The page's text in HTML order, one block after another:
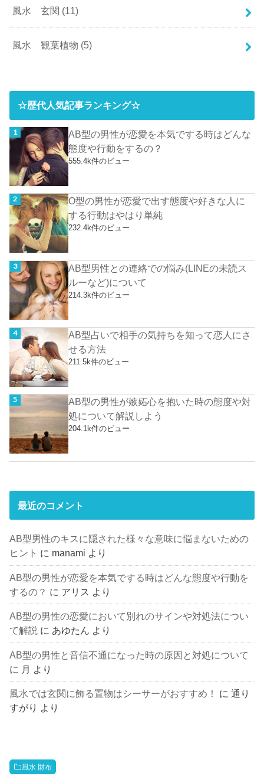
風水 玄関 (11)
風水 観葉植物 (5)
☆歴代人気記事ランキング☆
AB型の男性が恋愛を本気でする時はどんな
態度や行動をするの？
555.4k件のビュー
O型の男性が恋愛で出す態度や好きな人に
する行動はやはり単純
232.4k件のビュー
AB型男性との連絡での悩み(LINEの未読ス
ルーなど)について
214.3k件のビュー
AB型占いで相手の気持ちを知って恋人にさ
せる方法
211.5k件のビュー
AB型の男性が嫉妬心を抱いた時の態度や対
処について解説しよう
204.1k件のビュー
最近のコメント
AB型男性のキスに隠された様々な意味に悩まないための
ヒント に manami より
AB型の男性が恋愛を本気でする時はどんな態度や行動を
するの？ に アリス より
AB型の男性の恋愛において別れのサインや対処法につい
て解説 に あゆたん より
AB型の男性と音信不通になった時の原因と対処について
に 月 より
風水では玄関に飾る置物はシーサーがおすすめ！ に通り
すがり より
風水 財布